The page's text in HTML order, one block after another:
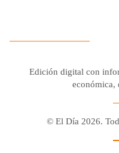
Edición digital con
económica,
© El Día 2026.